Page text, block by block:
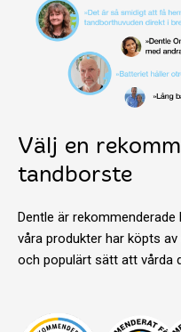
Välj en
tandborste
Dentle är
våra produkter har köpts
och populärt sätt att vårda